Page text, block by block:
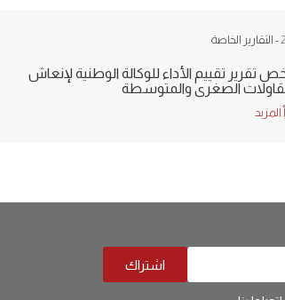
- التقارير الخاصة
تقرير تقييم الأداء للوكالة الوطنية لإنعاش
الصغرى والمتوسطة
المزيد